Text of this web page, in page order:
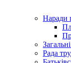
Наради
Рада